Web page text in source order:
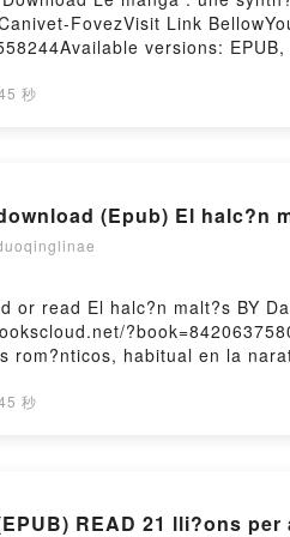
FovezVisit Link
versions:
de la bande
Read Or Download Le manga
by Firstory Hosting
秒
(Epub) El halc?n
or read El halc?n malt?s BY
rom?nticos, habitual en la
de robos y extrav?os.
秒
READ 21 lli?ons